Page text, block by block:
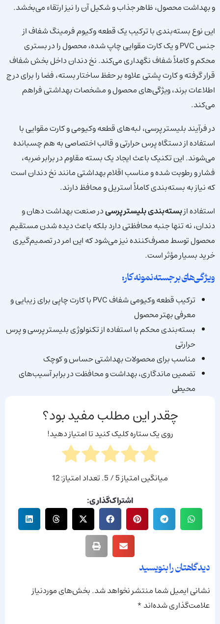
و بهداشت محصول، ظاهر جذاب و شکیل آن را نیز ارتقاء می‌بخشد.
این نوع بسته‌بندی با ترکیب یک قطعه وکیوم فرمینگ شفاف از
جنس PVC و یک کارت مقوایی چاپ شده، محصول را در بستری
محکم و کاملاً شفاف نگهداری می‌کند. نخ دندان داخل بخش شفاف
قرار گرفته و کارت پشتی علاوه بر حفظ ساختار بسته، فضا را برای درج
اطلاعات برند، ویژگی‌های محصول و مشخصات بهداشتی فراهم
می‌کند.
در فرآیند بلیستر پرسی، لبه‌های قطعه وکیومی و کارت مقوایی با
استفاده از دستگاه پرس حرارتی و قالب اختصاصی به هم چسبانده
می‌شوند. این تکنیک باعث ایجاد یک بسته مقاوم در برابر ضربه،
فشار و رطوبت شده و مناسب اقلام بهداشتی مانند نخ دندان است
که نیاز به بسته‌بندی کاملاً استریل و محافظ دارند.
استفاده ازبسته‌بندی بلیستر پرسیدر صنعت بهداشت دهان و
دندان، نه تنها جنبه محافظتی دارد بلکه باعث دیده شدن مستقیم
محصول توسط مصرف‌کننده نیز می‌شود که این امر در تصمیم‌گیری
خرید بسیار مؤثر است.
ویژگی‌های برجسته نمونه‌کار:
ترکیب قطعه وکیومی شفاف PVC با کارت چاپی برای زیبایی و
معرفی بهتر محصول
بسته‌بندی محکم با استفاده از تکنولوژی بلیستر پرسی و پرس
حرارتی
مناسب برای محصولات بهداشتی حساس و کوچک
تضمین ماندگاری، بهداشت و محافظت در برابر آسیب‌های
محیطی
چقدر این مطلب مفید بود؟
روی یک ستاره کلیک کنید تا امتیاز دهید!
میانگین امتیاز5/ 5. تعداد امتیاز:
12
اشتراک‌گذاری:
دیدگاهتان را بنویسید
نشانی ایمیل شما منتشر نخواهد شد.بخش‌های موردنیاز
علامت‌گذاری شده‌اند*